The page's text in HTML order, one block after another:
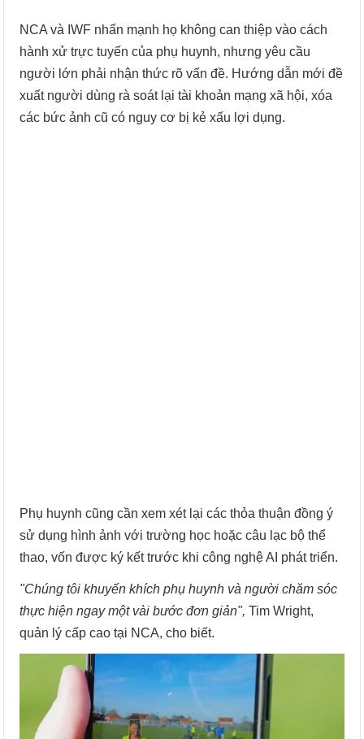
NCA và IWF nhấn mạnh họ không can thiệp vào cách
hành xử trực tuyến của phụ huynh, nhưng yêu cầu
người lớn phải nhận thức rõ vấn đề. Hướng dẫn mới đề
xuất người dùng rà soát lại tài khoản mạng xã hội, xóa
các bức ảnh cũ có nguy cơ bị kẻ xấu lợi dụng.
Phụ huynh cũng cần xem xét lại các thỏa thuận đồng ý
sử dụng hình ảnh với trường học hoặc câu lạc bộ thể
thao, vốn được ký kết trước khi công nghệ AI phát triển.
"Chúng tôi khuyến khích phụ huynh và người chăm sóc
thực hiện ngay một vài bước đơn giản", Tim Wright,
quản lý cấp cao tại NCA, cho biết.